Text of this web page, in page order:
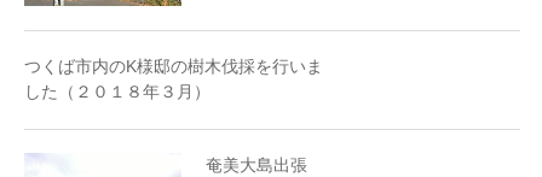
つくば市内のK様邸の樹木伐採を行いま
した（２０１８年３月）
奄美大島出張